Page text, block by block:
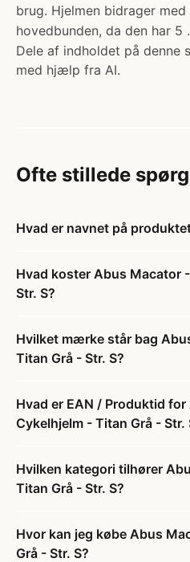
brug. Hjelmen bidrager
hovedbunden, da den har 5
Dele af indholdet på denne
med hjælp fra AI.
Ofte stillede
Hvad er navnet på
Hvad koster Abus Macator
Str. S?
Hvilket mærke står bag
Titan Grå - Str. S?
Hvad er EAN / Produktid
Cykelhjelm - Titan Grå - Str.
Hvilken kategori tilhører
Titan Grå - Str. S?
Hvor kan jeg købe Abus
Grå - Str. S?